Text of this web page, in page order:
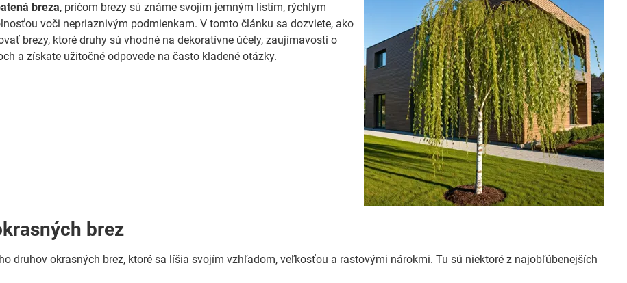
breza, pričom brezy sú známe svojím jemným listím, rýchlym
voči nepriaznivým podmienkam. V tomto článku sa dozviete, ako
brezy, ktoré druhy sú vhodné na dekoratívne účely, zaujímavosti o
a získate užitočné odpovede na často kladené otázky.
brez
druhov okrasných brez, ktoré sa líšia svojím vzhľadom, veľkosťou a rastovými nárokmi. Tu sú niektoré z najobľúbenejších